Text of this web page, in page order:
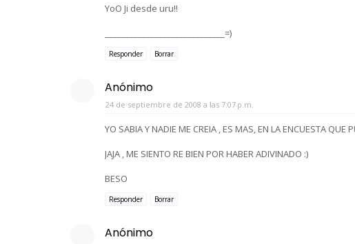
YoO Ji desde uru!!
_____________________________=)
Responder Borrar
Anónimo
24 de septiembre de 2008 a las 7:07 p.m.
YO SABIA Y NADIE ME CREIA , ES MAS, EN LA ENCUESTA
JAJA , ME SIENTO RE BIEN POR HABER ADIVINADO :)
BESO
Responder Borrar
Anónimo